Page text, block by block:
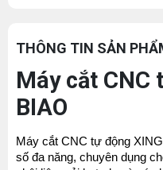
THÔNG TIN SẢN
Máy cắt CNC
BIAO
Máy cắt CNC tự động
số đa năng, chuyên dụng